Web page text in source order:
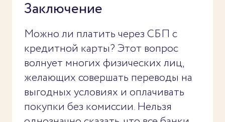
Заключение
Можно ли платить через СБП с
кредитной карты? Этот вопрос
волнует многих физических лиц,
желающих совершать переводы на
выгодных условиях и оплачивать
покупки без комиссии. Нельзя